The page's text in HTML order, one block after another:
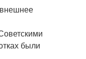
были